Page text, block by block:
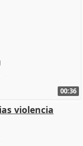
00:36
violencia